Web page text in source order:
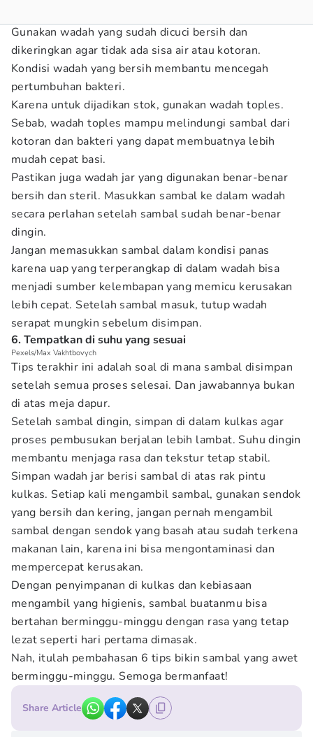
Gunakan wadah yang sudah dicuci bersih dan
dikeringkan agar tidak ada sisa air atau kotoran.
Kondisi wadah yang bersih membantu mencegah
pertumbuhan bakteri.
Karena untuk dijadikan stok, gunakan wadah toples.
Sebab, wadah toples mampu melindungi sambal dari
kotoran dan bakteri yang dapat membuatnya lebih
mudah cepat basi.
Pastikan juga wadah jar yang digunakan benar-benar
bersih dan steril. Masukkan sambal ke dalam wadah
secara perlahan setelah sambal sudah benar-benar
dingin.
Jangan memasukkan sambal dalam kondisi panas
karena uap yang terperangkap di dalam wadah bisa
menjadi sumber kelembapan yang memicu kerusakan
lebih cepat. Setelah sambal masuk, tutup wadah
serapat mungkin sebelum disimpan.
6. Tempatkan di suhu yang sesuai
Pexels/Max Vakhtbovych
Tips terakhir ini adalah soal di mana sambal disimpan
setelah semua proses selesai. Dan jawabannya bukan
di atas meja dapur.
Setelah sambal dingin, simpan di dalam kulkas agar
proses pembusukan berjalan lebih lambat. Suhu dingin
membantu menjaga rasa dan tekstur tetap stabil.
Simpan wadah jar berisi sambal di atas rak pintu
kulkas. Setiap kali mengambil sambal, gunakan sendok
yang bersih dan kering, jangan pernah mengambil
sambal dengan sendok yang basah atau sudah terkena
makanan lain, karena ini bisa mengontaminasi dan
mempercepat kerusakan.
Dengan penyimpanan di kulkas dan kebiasaan
mengambil yang higienis, sambal buatanmu bisa
bertahan berminggu-minggu dengan rasa yang tetap
lezat seperti hari pertama dimasak.
Nah, itulah pembahasan 6 tips bikin sambal yang awet
berminggu-minggu. Semoga bermanfaat!
Share Article